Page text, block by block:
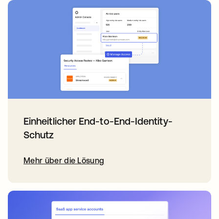
Einheitlicher End-to-End-Identity-
Schutz
Mehr über die Lösung